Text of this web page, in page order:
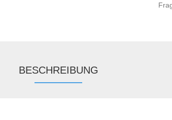
BESCHREIBUNG